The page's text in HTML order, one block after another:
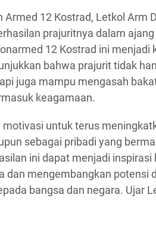
Armed 12 Kostrad, Letkol Arm
prajuritnya dalam
12 Kostrad ini menjadi
bahwa prajurit tidak
juga mampu mengasah
keagamaan.
untuk terus
sebagai pribadi yang
ini dapat menjadi
dan mengembangkan potensi
bangsa dan negara. Ujar